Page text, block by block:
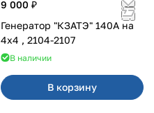
9 000 ₽
Генератор "КЗАТЭ" 140А на
4x4 , 2104-2107
В наличии
В корзину